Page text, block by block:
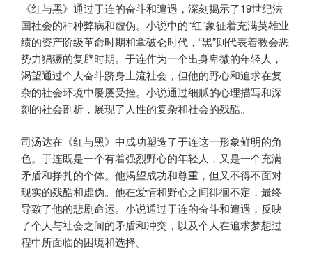
《红与黑》通过于连的奋斗和遭遇，深刻揭示了19世纪法
国社会的种种弊病和虚伪。小说中的“红”象征着充满英雄业
绩的资产阶级革命时期和拿破仑时代，“黑”则代表着教会恶
势力猖獗的复辟时期。于连作为一个出身卑微的年轻人，
渴望通过个人奋斗跻身上流社会，但他的野心和追求在复
杂的社会环境中屡屡受挫。小说通过细腻的心理描写和深
刻的社会剖析，展现了人性的复杂和社会的残酷。
司汤达在《红与黑》中成功塑造了于连这一形象鲜明的角
色。于连既是一个有着强烈野心的年轻人，又是一个充满
矛盾和挣扎的个体。他渴望成功和尊重，但又不得不面对
现实的残酷和虚伪。他在爱情和野心之间徘徊不定，最终
导致了他的悲剧命运。小说通过于连的奋斗和遭遇，反映
了个人与社会之间的矛盾和冲突，以及个人在追求梦想过
程中所面临的困境和选择。